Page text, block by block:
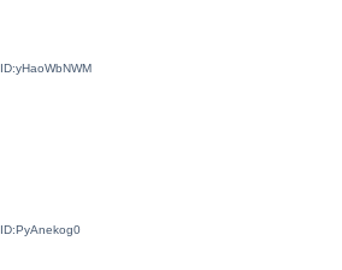
ID:yHaoWbNWM
ID:PyAnekog0